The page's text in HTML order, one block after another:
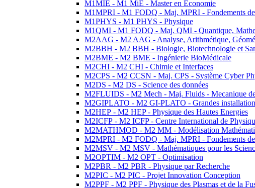
M1MIE - M1 MiE - Master en Economie
M1MPRI - M1 FODQ - Maj. MPRI - Fondements
M1PHYS - M1 PHYS - Physique
M1QMI - M1 FODQ - Maj. QMI - Quantique,
M2AAG - M2 AAG - Analyse, Arithmétique,
M2BBH - M2 BBH - Biologie, Biotechnologie et
M2BME - M2 BME - Ingénierie BioMédicale
M2CHI - M2 CHI - Chimie et Interfaces
M2CPS - M2 CCSN - Maj. CPS - Système Cyber
M2DS - M2 DS - Science des données
M2FLUIDS - M2 Mech - Maj. Fluids - Mecanique
M2GIPLATO - M2 GI-PLATO - Grandes
M2HEP - M2 HEP - Physique des Hautes Energies
M2ICFP - M2 ICFP - Centre International de
M2MATHMOD - M2 MM - Modélisation
M2MPRI - M2 FODQ - Maj. MPRI - Fondements
M2MSV - M2 MSV - Mathématiques pour les
M2OPTIM - M2 OPT - Optimisation
M2PBR - M2 PBR - Physique par Recherche
M2PIC - M2 PIC - Projet Innovation Conception
M2PPF - M2 PPF - Physique des Plasmas et de la